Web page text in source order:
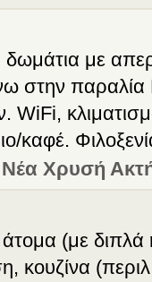
δωμάτια με
στην
καφέ.
Νέα Χρυσή
άτομα (με
κουζίνα